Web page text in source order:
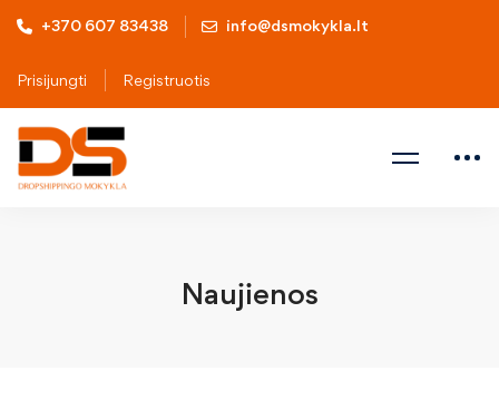
+370 607 83438 info@dsmokykla.lt
Prisijungti Registruotis
Naujienos